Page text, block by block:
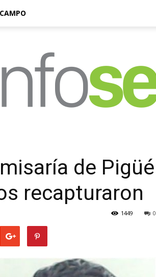
CAMPO
de Pigüé
recapturaron
0
1449